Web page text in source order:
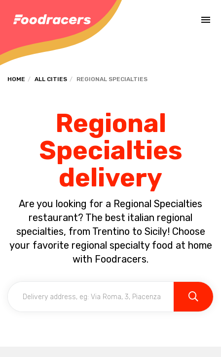
HOME ALL CITIES REGIONAL SPECIALTIES
Regional
Specialties
delivery
Are you looking for a Regional Specialties
restaurant? The best italian regional
specialties, from Trentino to Sicily! Choose
your favorite regional specialty food at home
with Foodracers.